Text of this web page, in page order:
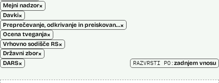
Mejni nadzor×
Davki×
Preprečevanje, odkrivanje in preiskovanje kaznivih dejanj×
Ocena tveganja×
Vrhovno sodišče RS×
Državni zbor×
DARS× RAZVRSTI PO:zadnjem vnosu